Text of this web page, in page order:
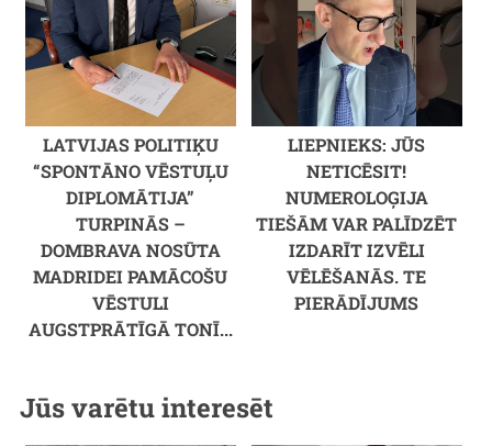
LATVIJAS POLITIĶU
“SPONTĀNO VĒSTUĻU
DIPLOMĀTIJA”
TURPINĀS –
DOMBRAVA NOSŪTA
MADRIDEI PAMĀCOŠU
VĒSTULI
AUGSTPRĀTĪGĀ TONĪ...
LIEPNIEKS: JŪS
NETICĒSIT!
NUMEROLOĢIJA
TIEŠĀM VAR PALĪDZĒT
IZDARĪT IZVĒLI
VĒLĒŠANĀS. TE
PIERĀDĪJUMS
Jūs varētu interesēt